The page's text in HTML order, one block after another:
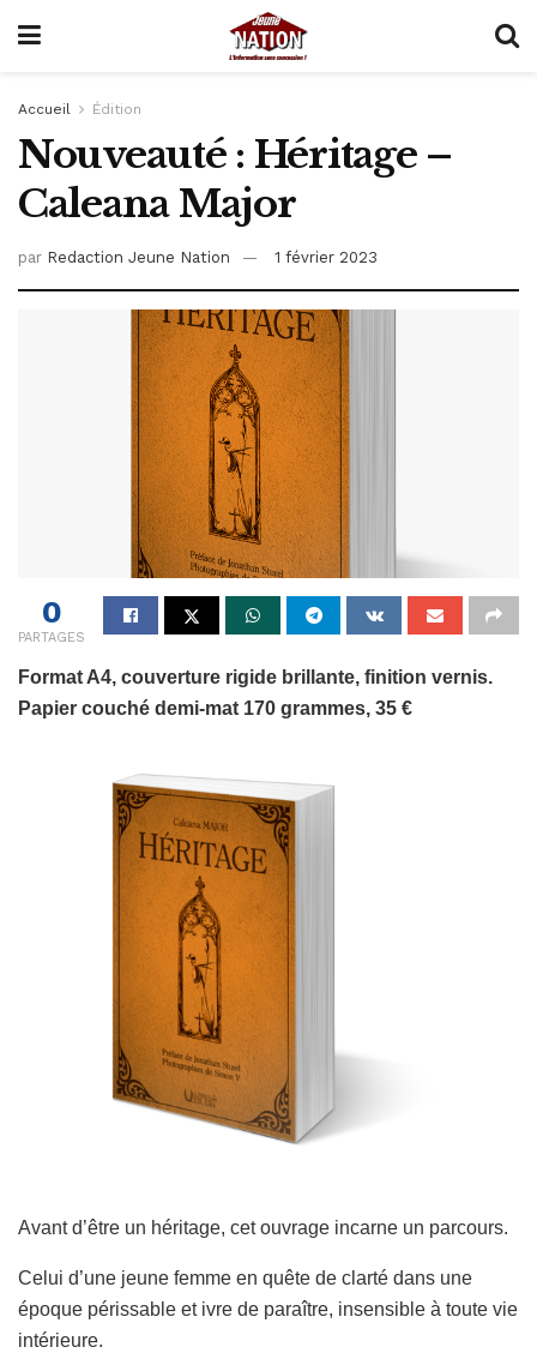
Accueil Édition
Nouveauté : Héritage –
Caleana Major
par Redaction Jeune Nation 1 février 2023
0
PARTAGES
Format A4, couverture rigide brillante, finition vernis.
Papier couché demi-mat 170 grammes, 35 €
Avant d’être un héritage, cet ouvrage incarne un parcours.
Celui d’une jeune femme en quête de clarté dans une
époque périssable et ivre de paraître, insensible à toute vie
intérieure.